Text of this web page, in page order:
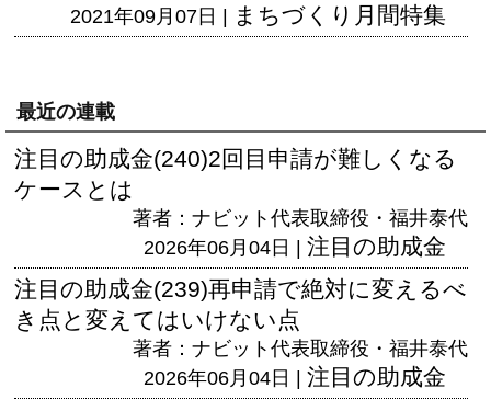
2021年09月07日 | まちづくり月間特集
最近の連載
注目の助成金(240)2回目申請が難しくなる
ケースとは
著者：ナビット代表取締役・福井泰代
2026年06月04日 | 注目の助成金
注目の助成金(239)再申請で絶対に変えるべ
き点と変えてはいけない点
著者：ナビット代表取締役・福井泰代
2026年06月04日 | 注目の助成金